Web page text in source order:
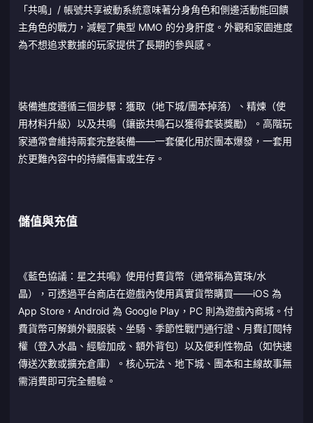
「共鳴」/ 帳號共享被動系統意味著分身角色和側邊活動能回饋
主角色的戰力，減輕了典型 MMO 的分身肝度。外觀和家園進度
為不想追求數據的玩家提供了長期的參與感。
裝備進度遵循三個步驟：獲取（地下城/團本掉落）、精煉（使
用材料升級）以及共鳴（鑲嵌共鳴石以獲得套裝獎勵）。高階玩
家通常會維持兩套完整裝備——一套優化用於團本爆發，一套用
於更難內容中的持續傷害或生存。
儲值與充值
《藍色協議：星之共鳴》使用付費貨幣（通常稱為寶珠/水
晶），可透過平台商店在遊戲內使用真實貨幣購買——iOS 為
App Store，Android 為 Google Play，PC 則為遊戲內商城。付
費貨幣可解鎖外觀服裝、坐騎、季節性戰鬥通行證、月費訂閱特
權（登入水晶、經驗加成、額外背包）以及便利性物品（如快速
傳送次數或擴充倉庫）。核心玩法、地下城、團本和主線故事無
需消費即可完全體驗。